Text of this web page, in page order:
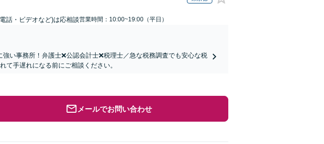
話・ビデオなど)は応相談営業時間：10:00~19:00（平日）
い事務所！弁護士❌公認会計士❌税理士／急な税務調査でも安心な税
て手遅れになる前にご相談ください。
メールでお問い合わせ